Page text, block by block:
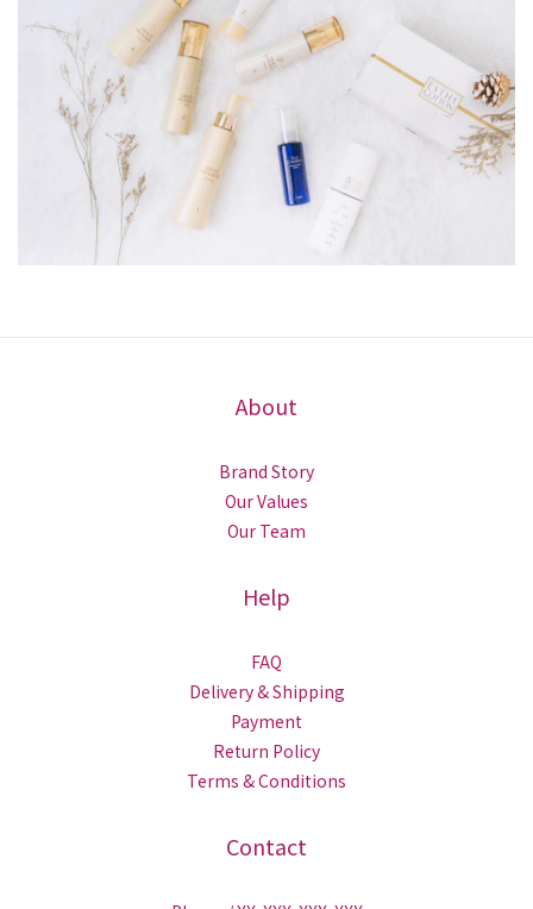
About
Brand Story
Our Values
Our Team
Help
FAQ
Delivery & Shipping
Payment
Return Policy
Terms & Conditions
Contact